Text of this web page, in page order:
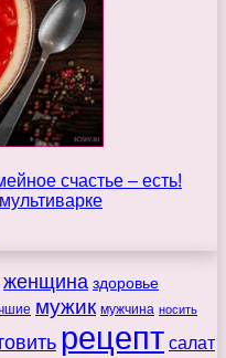
женщина здоровье
мужик мужчина носить
рецепт салат